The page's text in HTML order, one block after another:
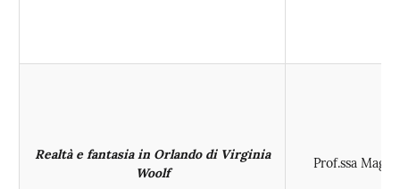
Realtà e fantasia in Orlando di Virginia
Woolf
Prof.ssa